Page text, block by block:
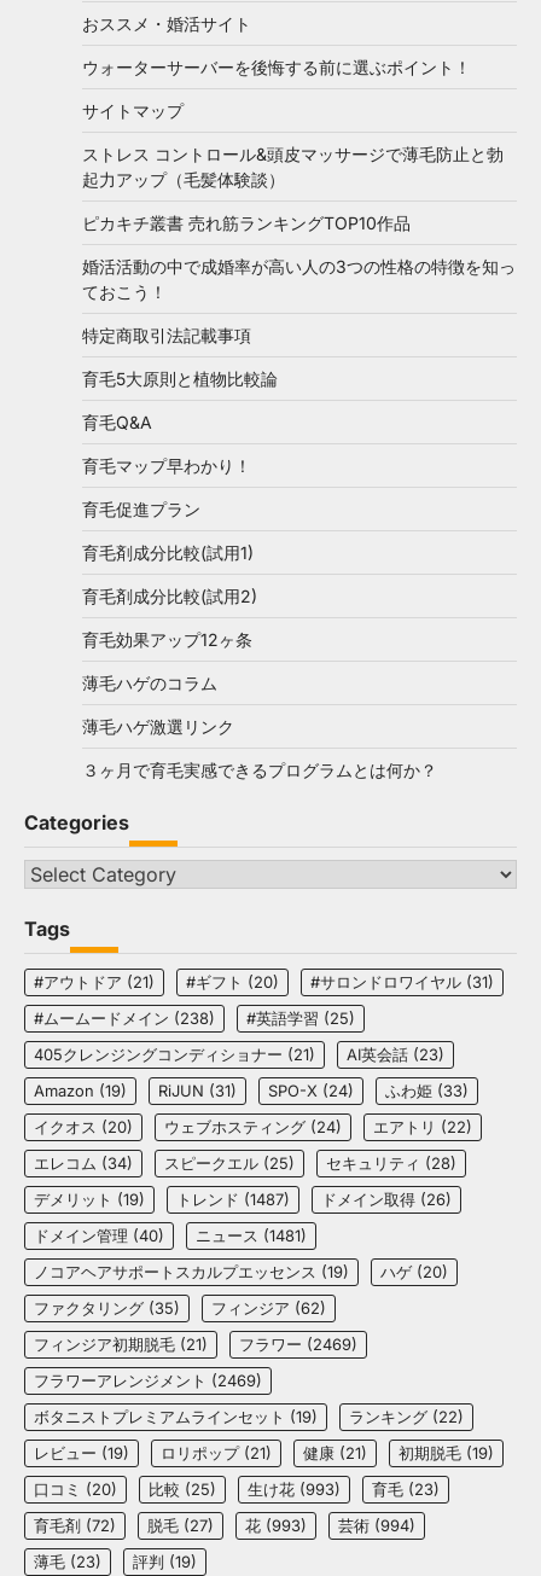
おススメ・婚活サイト
ウォーターサーバーを後悔する前に選ぶポイント！
サイトマップ
ストレス コントロール&頭皮マッサージで薄毛防止と勃
起力アップ（毛髪体験談）
ピカキチ叢書 売れ筋ランキングTOP10作品
婚活活動の中で成婚率が高い人の3つの性格の特徴を知っ
ておこう！
特定商取引法記載事項
育毛5大原則と植物比較論
育毛Q&A
育毛マップ早わかり！
育毛促進プラン
育毛剤成分比較(試用1)
育毛剤成分比較(試用2)
育毛効果アップ12ヶ条
薄毛ハゲのコラム
薄毛ハゲ激選リンク
３ヶ月で育毛実感できるプログラムとは何か？
Categories
Categories
Tags
#アウトドア (21) #ギフト (20) #サロンドロワイヤル (31)
#ムームードメイン (238) #英語学習 (25)
405クレンジングコンディショナー (21) AI英会話 (23)
Amazon (19) RiJUN (31) SPO-X (24) ふわ姫 (33)
イクオス (20) ウェブホスティング (24) エアトリ (22)
エレコム (34) スピークエル (25) セキュリティ (28)
デメリット (19) トレンド (1487) ドメイン取得 (26)
ドメイン管理 (40) ニュース (1481)
ノコアヘアサポートスカルプエッセンス (19) ハゲ (20)
ファクタリング (35) フィンジア (62)
フィンジア初期脱毛 (21) フラワー (2469)
フラワーアレンジメント (2469)
ボタニストプレミアムラインセット (19) ランキング (22)
レビュー (19) ロリポップ(21) 健康 (21) 初期脱毛 (19)
口コミ (20) 比較 (25) 生け花 (993) 育毛 (23)
育毛剤 (72) 脱毛 (27) 花 (993) 芸術 (994)
薄毛 (23) 評判 (19)